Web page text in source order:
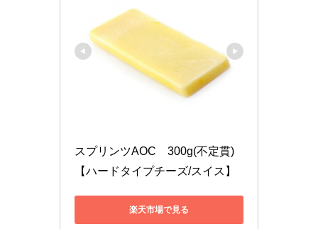
スプリンツAOC　300g(不定貫)
【ハードタイプチーズ/スイス】
楽天市場で見る